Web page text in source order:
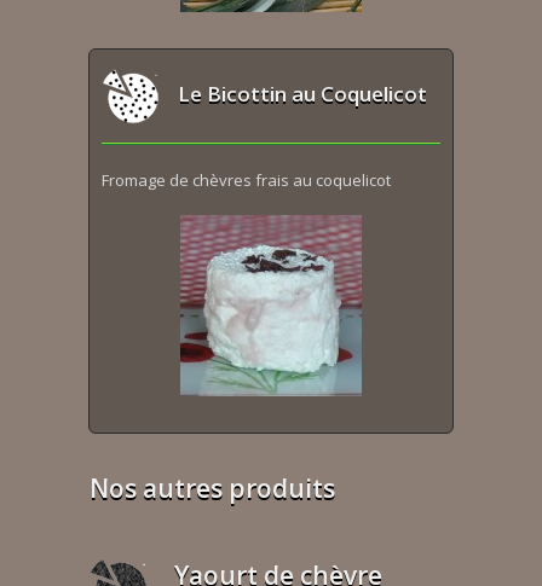
Le Bicottin au Coquelicot
Fromage de chèvres frais au coquelicot
Nos autres produits
Yaourt de chèvre